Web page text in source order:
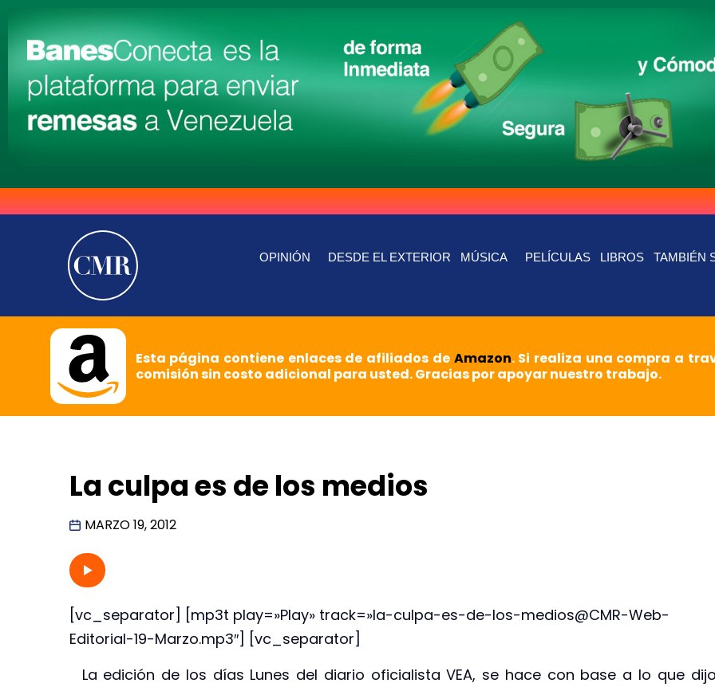
OPINIÓN DESDE EL EXTERIOR MÚSICA PELÍCULAS LIBROS TAMBIÉN
Esta página contiene enlaces de afiliados de Amazon. Si realiza una compra a
comisión sin costo adicional para usted. Gracias por apoyar nuestro trabajo.
La culpa es de los medios
MARZO 19, 2012
[vc_separator] [mp3t play=»Play» track=»la-culpa-es-de-los-medios@CMR-Web-
Editorial-19-Marzo.mp3″] [vc_separator]
La edición de los días Lunes del diario oficialista VEA, se hace con base a lo que